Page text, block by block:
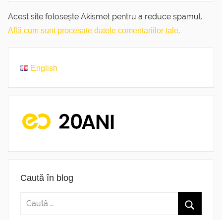
Acest site folosește Akismet pentru a reduce spamul.
Află cum sunt procesate datele comentariilor tale.
English
Caută în blog